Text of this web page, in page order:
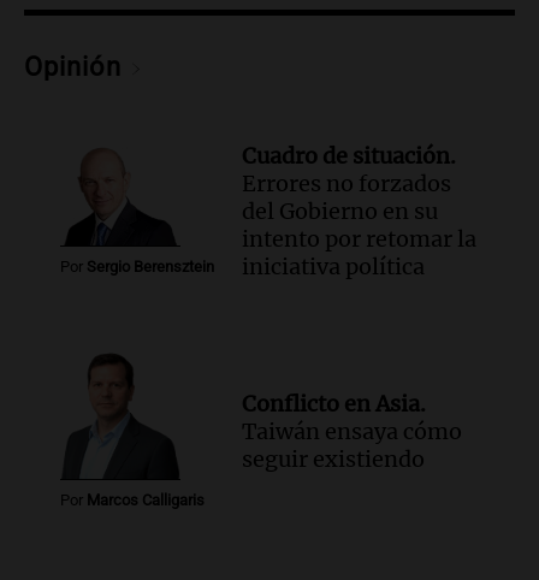
Episodios
Riquelme tras un operativo con 10
Opinión
Por Sergio Berensztein
Cuadro de situación.
Errores no forzados
del Gobierno en su
intento por retomar la
iniciativa política
Por Marcos Calligaris
Conflicto en Asia.
Taiwán ensaya cómo
seguir existiendo